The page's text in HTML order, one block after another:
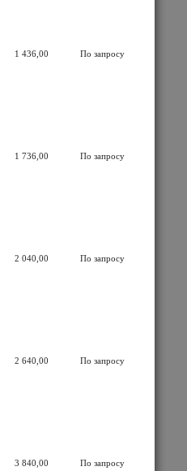
1 436,00 По запросу
1 736,00 По запросу
2 040,00 По запросу
2 640,00 По запросу
3 840,00 По запросу